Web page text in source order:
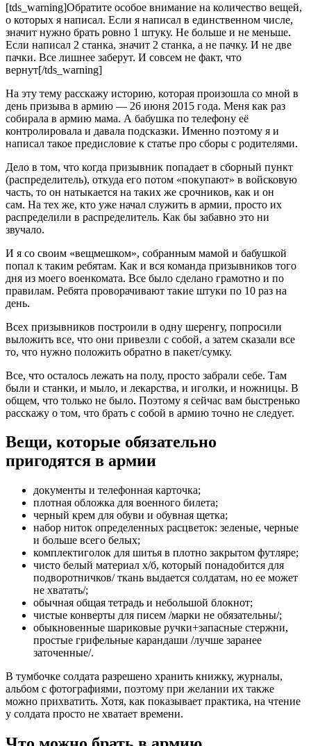
[tds_warning]Обратите особое внимание на количество вещей,
о которых я написал. Если я написал в единственном числе,
значит нужно брать ровно 1 штуку. Не больше и не меньше.
Если написал 2 станка, значит 2 станка, а не пачку. И не две
пачки. Все лишнее заберут. И совсем не факт, что
вернут[/tds_warning]
На эту тему расскажу историю, которая произошла со мной в
день призыва в армию — 26 июня 2015 года. Меня как раз
собирала в армию мама. А бабушка по телефону её
контролировала и давала подсказки. Именно поэтому я и
написал такое предисловие к статье про сборы с родителями.
Дело в том, что когда призывник попадает в сборный пункт
(распределитель), откуда его потом «покупают» в войсковую
часть, то он натыкается на таких же срочников, как и он
сам. На тех же, кто уже начал служить в армии, просто их
распределили в распределитель. Как бы забавно это ни
звучало.
И я со своим «вещмешком», собранным мамой и бабушкой
попал к таким ребятам. Как и вся команда призывников того
дня из моего военкомата. Все было сделано грамотно и по
правилам. Ребята проворачивают такие штуки по 10 раз на
день.
Всех призывников построили в одну шеренгу, попросили
выложить все, что они привезли с собой, а затем сказали все
то, что нужно положить обратно в пакет/сумку.
Все, что осталось лежать на полу, просто забрали себе. Там
были и станки, и мыло, и лекарства, и иголки, и ножницы. В
общем, что только не было. Поэтому я сейчас вам быстренько
расскажу о том, что брать с собой в армию точно не следует.
Вещи, которые обязательно
пригодятся в армии
документы и телефонная карточка;
плотная обложка для военного билета;
черный крем для обуви и обувная щетка;
набор ниток определенных расцветок: зеленые, черные
и больше всего белых;
комплектиголок для шитья в плотно закрытом футляре;
чисто белый материал х/б, который понадобится для
подворотничков/ ткань выдается солдатам, но ее может
не хватать/;
обычная общая тетрадь и небольшой блокнот;
чистые конверты для писем /марки не обязательны/;
обыкновенные шариковые ручки+запасные стержни,
простые грифельные карандаши /лучше заранее
заточенные/.
В тумбочке солдата разрешено хранить книжку, журналы,
альбом с фотографиями, поэтому при желании их также
можно прихватить. Хотя, как показывает практика, на чтение
у солдата просто не хватает времени.